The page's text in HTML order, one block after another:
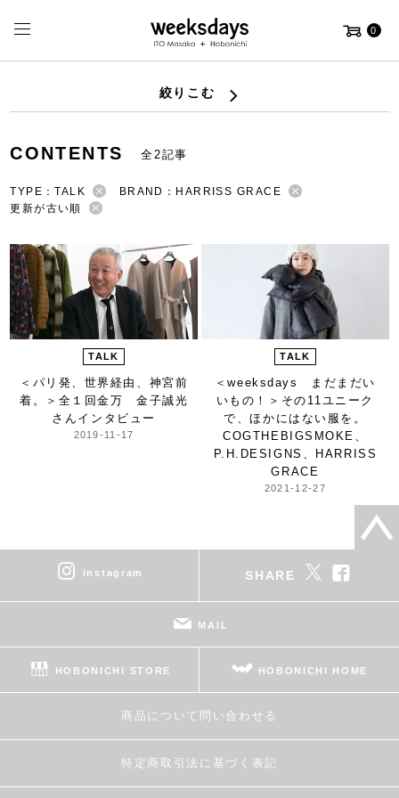
0
絞りこむ
CONTENTS 全2記事
TYPE：TALK
BRAND：HARRISS GRACE
更新が古い順
TALK
＜パリ発、世界経由、神宮前
着。＞ 全１回金万 金子誠光
さんインタビュー
2019-11-17
TALK
＜weeksdays まだまだい
いもの！＞ その11ユニーク
で、ほかにはない服を。
COGTHEBIGSMOKE、
P.H.DESIGNS、HARRISS
GRACE
2021-12-27
instagram SHARE
MAIL
HOBONICHI STORE HOBONICHI HOME
商品について問い合わせる
特定商取引法に基づく表記